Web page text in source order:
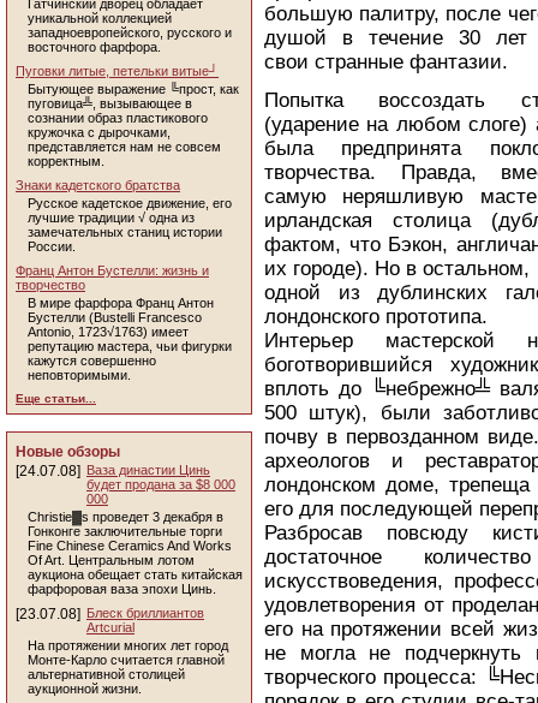
Гатчинский дворец обладает
уникальной коллекцией
западноевропейского, русского и
восточного фарфора.
Пуговки литые, петельки витые┘
Бытующее выражение ╚прост, как
пуговица╩, вызывающее в
сознании образ пластикового
кружочка с дырочками,
представляется нам не совсем
корректным.
Знаки кадетского братства
Русское кадетское движение, его
лучшие традиции √ одна из
замечательных станиц истории
России.
Франц Антон Бустелли: жизнь и
творчество
В мире фарфора Франц Антон
Бустелли (Bustelli Francesco
Antonio, 1723√1763) имеет
репутацию мастера, чьи фигурки
кажутся совершенно
неповторимыми.
Еще статьи...
Новые обзоры
[24.07.08] Ваза династии Цинь
будет продана за $8 000
000
Christie▓s проведет 3 декабря в
Гонконге заключительные торги
Fine Chinese Ceramics And Works
Of Art. Центральным лотом
аукциона обещает стать китайская
фарфоровая ваза эпохи Цинь.
[23.07.08] Блеск бриллиантов
Artcurial
На протяжении многих лет город
Монте-Карло считается главной
альтернативной столицей
аукционной жизни.
большую палитру, после
душой в течение 30 лет
свои странные фантазии.
Попытка воссоздать
(ударение на любом слоге)
была предпринята
творчества. Правда,
самую неряшливую
ирландская столица
фактом, что Бэкон,
их городе). Но в
одной из дублинских
лондонского прототипа.
Интерьер мастерской
боготворившийся
вплоть до ╚небрежно╩
500 штук), были
почву в первозданном
археологов и
лондонском доме,
его для последующей
Разбросав повсюду
достаточное
искусствоведения,
удовлетворения от
его на протяжении всей
не могла не подчеркнуть
творческого процесса: